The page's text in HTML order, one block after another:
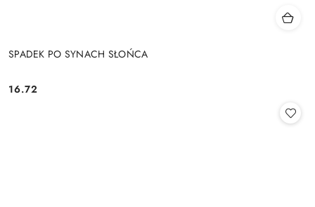
SPADEK PO SYNACH SŁOŃCA
Cena:
16.72